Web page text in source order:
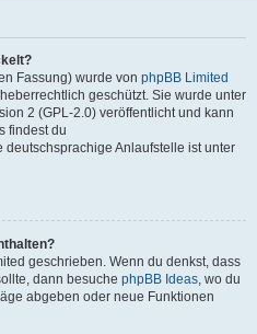
Fassung) wurde von phpBB Limited
geschützt. Sie wurde unter
2 (GPL-2.0) veröffentlicht und kann
findest du
deutschsprachige Anlaufstelle ist unter
geschrieben. Wenn du denkst, dass
dann besuche phpBB Ideas, wo du
abgeben oder neue Funktionen